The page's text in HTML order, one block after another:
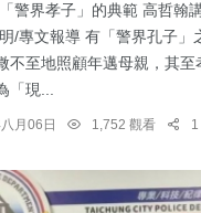
警界孝子」的典範 高哲翰
/專文報導 有「警界孔子」
不至地照顧年邁母親，其至
「現...
月06日 1,752 觀看